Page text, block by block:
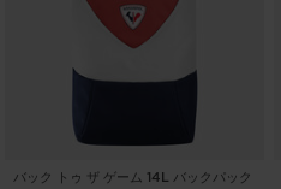
バック トゥ ザ ゲーム 14L バックパック